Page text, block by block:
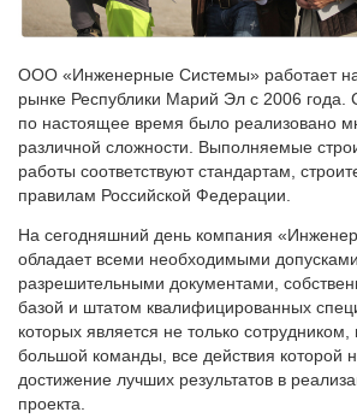
ООО «Инженерные Системы» работает
рынке Республики Марий Эл с 2006 года.
по настоящее время было реализовано
различной сложности. Выполняемые
работы соответствуют стандартам,
правилам Российской Федерации.
На сегодняшний день компания
обладает всеми необходимыми
разрешительными документами,
базой и штатом квалифицированных
которых является не только
большой команды, все действия которой
достижение лучших результатов в
проекта.